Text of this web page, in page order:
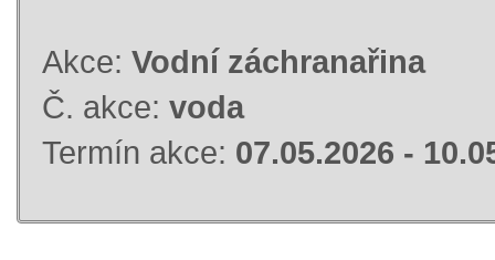
Akce: Vodní záchranařina
Č. akce: voda
Termín akce: 07.05.2026 -